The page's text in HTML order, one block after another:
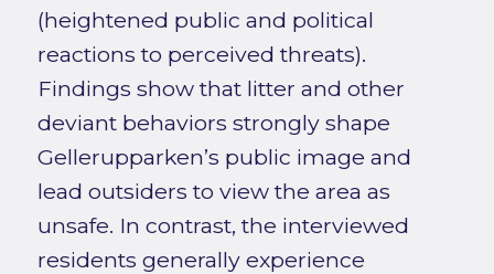
(heightened public and political
reactions to perceived threats).
Findings show that litter and other
deviant behaviors strongly shape
Gellerupparken’s public image and
lead outsiders to view the area as
unsafe. In contrast, the interviewed
residents generally experience